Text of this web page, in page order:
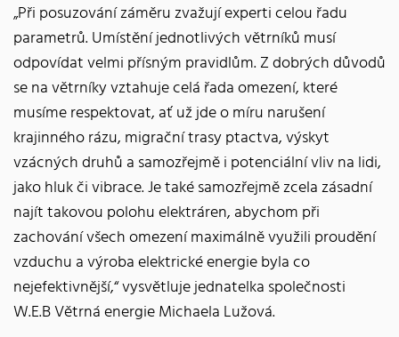
„Při posuzování záměru zvažují experti celou řadu
parametrů. Umístění jednotlivých větrníků musí
odpovídat velmi přísným pravidlům. Z dobrých důvodů
se na větrníky vztahuje celá řada omezení, které
musíme respektovat, ať už jde o míru narušení
krajinného rázu, migrační trasy ptactva, výskyt
vzácných druhů a samozřejmě i potenciální vliv na lidi,
jako hluk či vibrace. Je také samozřejmě zcela zásadní
najít takovou polohu elektráren, abychom při
zachování všech omezení maximálně využili proudění
vzduchu a výroba elektrické energie byla co
nejefektivnější,“ vysvětluje jednatelka společnosti
W.E.B Větrná energie Michaela Lužová.